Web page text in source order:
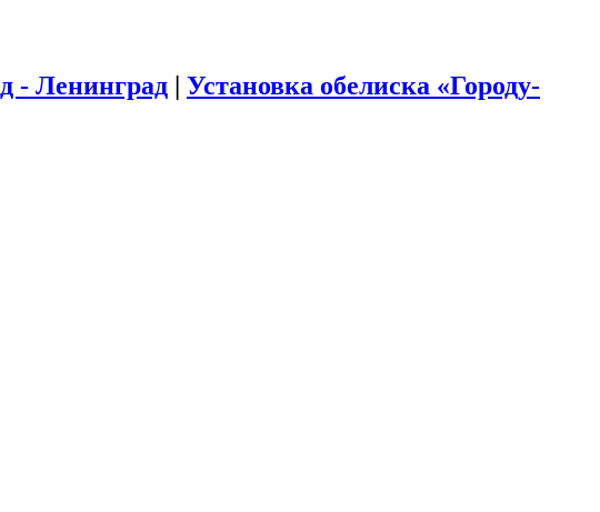
- Ленинград | Установка обелиска «Городу-